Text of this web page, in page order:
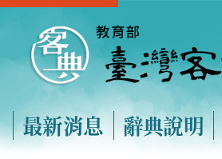
最新消息 辭典說明